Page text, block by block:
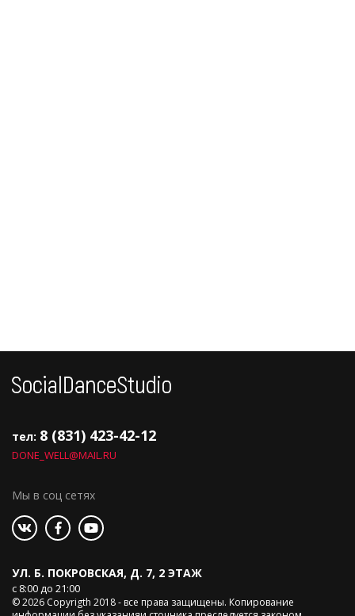
тел: 8 (831) 423-42-12
DONE_WELL@MAIL.RU
Мы в соц сетях
УЛ. Б. ПОКРОВСКАЯ, Д. 7, 2 ЭТАЖ
с 8:00 до 21:00
© 2026 Copyrigth 2018 - все права защищены. Копирование